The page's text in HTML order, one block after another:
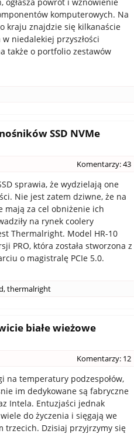
komputerowych. Na
kraju znajdzie się kilkanaście
niedalekiej przyszłości
także o portfolio zestawów
SSD NVMe
Komentarzy: 43
sprawia, że wydzielają one
Nie jest zatem dziwne, że na
mają za cel obniżenie ich
na rynek coolery
Thermalright. Model HR-10
PRO, która została stworzona z
o magistralę PCIe 5.0.
,thermalright
białe wieżowe
Komentarzy: 12
na temperatury podzespołów,
im dedykowane są fabryczne
Intela. Entuzjaści jednak
do życzenia i sięgają we
trzecich. Dzisiaj przyjrzymy się